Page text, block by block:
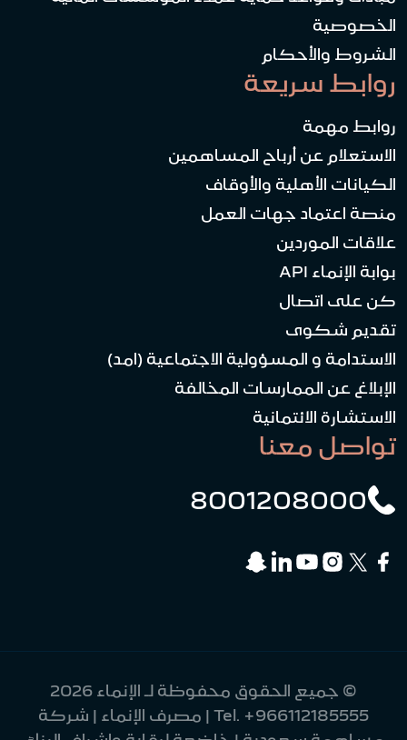
الخصوصية
الشروط والأحكام
روابط سريعة
روابط مهمة
الاستعلام عن أرباح المساهمين
الكيانات الأهلية والأوقاف
منصة اعتماد جهات العمل
علاقات الموردين
بوابة الإنماء API
كن على اتصال
تقديم شكوى
الاستدامة و المسؤولية الاجتماعية (امد)
الإبلاغ عن الممارسات المخالفة
الاستشارة الائتمانية
تواصل معنا
8001208000
© جميع الحقوق محفوظة لـ الإنماء 2026
Tel. +966112185555
| مصرف الإنماء | شركة